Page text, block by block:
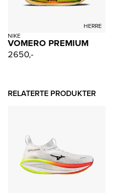
HERRE
NIKE
VOMERO PREMIUM
2650,-
RELATERTE PRODUKTER